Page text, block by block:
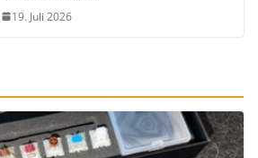
19. Juli 2026